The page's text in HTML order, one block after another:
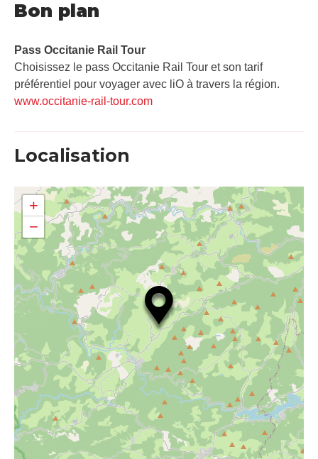
Bon plan
Pass Occitanie Rail Tour​
Choisissez le pass Occitanie Rail Tour et son tarif
préférentiel pour voyager avec liO à travers la région.
www.occitanie-rail-tour.com
Localisation
+
−